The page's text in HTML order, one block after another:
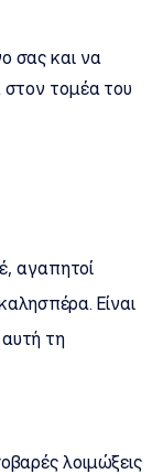
σας και να
στον τομέα του
αγαπητοί
Είναι
αυτή τη
λοιμώξεις